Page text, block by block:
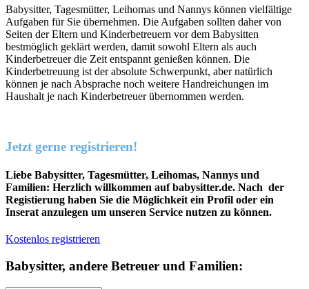
Babysitter, Tagesmütter, Leihomas und Nannys können vielfältige
Aufgaben für Sie übernehmen. Die Aufgaben sollten daher von
Seiten der Eltern und Kinderbetreuern vor dem Babysitten
bestmöglich geklärt werden, damit sowohl Eltern als auch
Kinderbetreuer die Zeit entspannt genießen können. Die
Kinderbetreuung ist der absolute Schwerpunkt, aber natürlich
können je nach Absprache noch weitere Handreichungen im
Haushalt je nach Kinderbetreuer übernommen werden.
Jetzt gerne registrieren!
Liebe Babysitter, Tagesmütter, Leihomas, Nannys und
Familien: Herzlich willkommen auf babysitter.de. Nach der
Registierung haben Sie die Möglichkeit ein Profil oder ein
Inserat anzulegen um unseren Service nutzen zu können.
Kostenlos registrieren
Babysitter, andere Betreuer und Familien: